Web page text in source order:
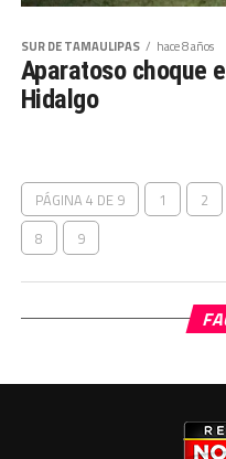
SUR DE TAMAULIPAS hace 8 años
Aparatoso choque
Hidalgo
PÁGINA 4 DE 9 1 2
8
9